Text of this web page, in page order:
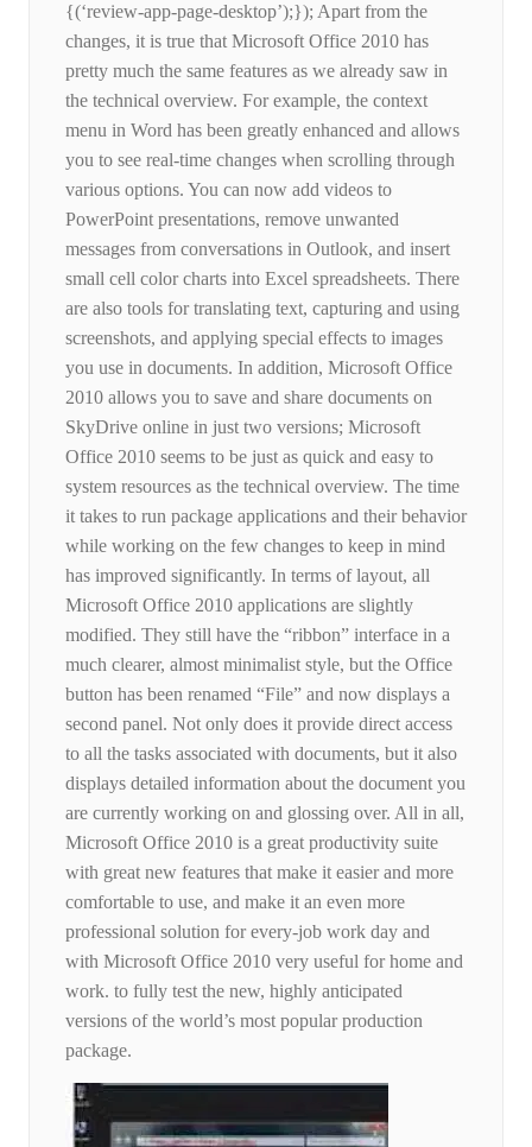
{(‘review-app-page-desktop’);}); Apart from the
changes, it is true that Microsoft Office 2010 has
pretty much the same features as we already saw in
the technical overview. For example, the context
menu in Word has been greatly enhanced and allows
you to see real-time changes when scrolling through
various options. You can now add videos to
PowerPoint presentations, remove unwanted
messages from conversations in Outlook, and insert
small cell color charts into Excel spreadsheets. There
are also tools for translating text, capturing and using
screenshots, and applying special effects to images
you use in documents. In addition, Microsoft Office
2010 allows you to save and share documents on
SkyDrive online in just two versions; Microsoft
Office 2010 seems to be just as quick and easy to
system resources as the technical overview. The time
it takes to run package applications and their behavior
while working on the few changes to keep in mind
has improved significantly. In terms of layout, all
Microsoft Office 2010 applications are slightly
modified. They still have the “ribbon” interface in a
much clearer, almost minimalist style, but the Office
button has been renamed “File” and now displays a
second panel. Not only does it provide direct access
to all the tasks associated with documents, but it also
displays detailed information about the document you
are currently working on and glossing over. All in all,
Microsoft Office 2010 is a great productivity suite
with great new features that make it easier and more
comfortable to use, and make it an even more
professional solution for every-job work day and
with Microsoft Office 2010 very useful for home and
work. to fully test the new, highly anticipated
versions of the world’s most popular production
package.